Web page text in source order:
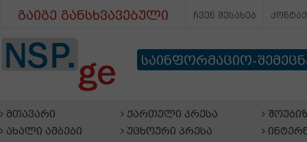
გაიგე განსხვავებული ჩვენ შესახებ
საინფორმაციო-
მთავარი
ახალი ამბები
ქართული პრესა
უცხოური პრესა